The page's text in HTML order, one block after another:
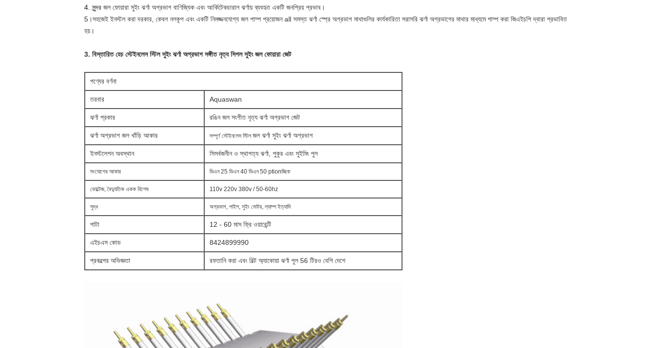
4. সুন্দর জল ফোয়ারা সুইং ঝর্ণা অগ্রভাগ বাণিজ্যিক এবং আর্কিটেকচারাল ঝর্ণায় ব্যবহৃত একটি জনপ্রিয় প্রভাব।
5।সহজেই ইনস্টল করা দরকার, কেবল নলকূপ এবং একটি নিমজ্জনযোগ্য জল পাম্প প্রয়োজন all সমস্ত ঝর্ণা স্প্রে অগ্রভাগ মাথাগুলির কার্যকারিতা সরাসরি ঝর্ণা অগ্রভাগের মাথার মাধ্যমে পাম্প করা জিএইচপি দ্বারা প্রভাবিত
হয়।
3. বিস্তারিতহেচস্টেইনলেস স্টিল সুইং ঝর্ণা অগ্রভাগ সঙ্গীত নৃত্য সিগল সুইং জল ফোয়ারা জেট
পণ্যের বর্ণনা
তরবার Aquaswan
ঝর্ণা প্রকার রঙিন জল সংগীত নৃত্য ঝর্ণা অগ্রভাগ জেট
ঝর্ণা অগ্রভাগ জল খাঁড়ি আকার সম্পূর্ণ স্টেইনলেস স্টিল জল ঝর্ণা সুইং ঝর্ণা অগ্রভাগ
ইনস্টলেশন অবস্থান সিসর্বজনীন ও স্থাপত্য ঝর্ণা, পুকুর এবং সুইমিং পুল
সংযোগের আকার ডিএন 25 ডিএন 40 ডিএন 50 ptionচ্ছিক
ভোল্টেজ, বৈদ্যুতিক একক বিশেষ 110v 220v 380v / 50-60hz
সুদ্ধ অগ্রভাগ, পাইপ, সুইং মোটর, ল্যাম্প ইত্যাদি
পাটা 12 - 60 মাস ফ্রি ওয়ারেন্টি
এইচএস কোড 8424899990
প্রকল্পের অভিজ্ঞতা রফতানি করা এবং বিল্ট অ্যাকোয়া ঝর্ণা পুল 56 টিরও বেশি দেশে